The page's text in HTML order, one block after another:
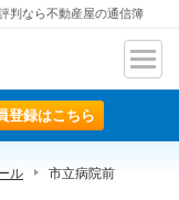
判なら不動産屋の通信簿
ナビ
ン
登録はこちら
ル 市立病院前